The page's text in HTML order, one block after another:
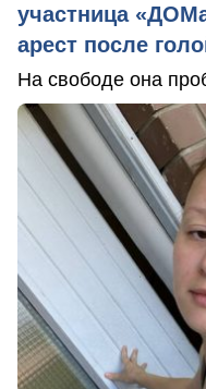
участница
арест после
На свободе она